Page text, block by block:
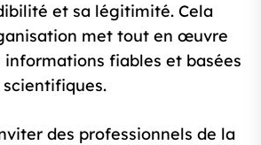
et sa légitimité. Cela
met tout en œuvre
fiables et basées
scientifiques.
des professionnels de la